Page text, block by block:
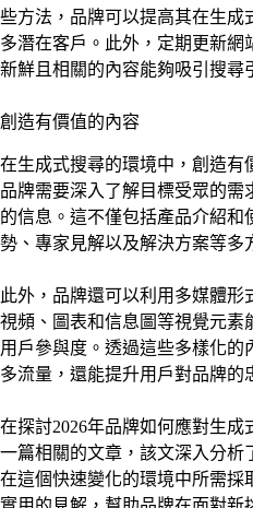
些方法，品牌可以提高其在生成
多潛在客戶。此外，定期更新網
新鮮且相關的內容能夠吸引搜尋
創造有價值的內容
在生成式搜尋的環境中，創造有
品牌需要深入了解目標受眾的需
的信息。這不僅包括產品介紹和
勢、專家見解以及解決方案等多
此外，品牌還可以利用多媒體形
視頻、圖表和信息圖等視覺元素
用戶參與度。透過這些多樣化的
多流量，還能提升用戶對品牌的
在探討2026年品牌如何應對生
一篇相關的文章，該文深入分析
在這個快速變化的環境中所需採